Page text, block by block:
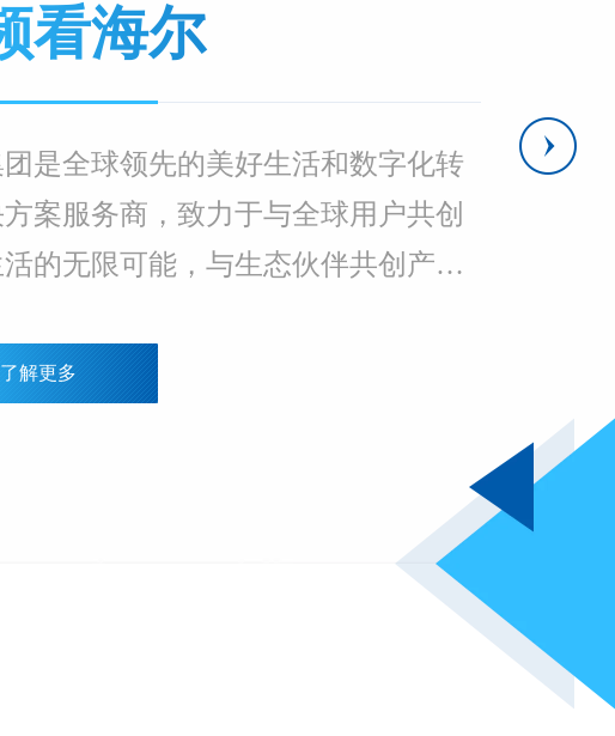
看海尔
是全球领先的美好生活和数字化转
案服务商，致力于与全球用户共创
的无限可能，与生态伙伴共创产业
了解更多